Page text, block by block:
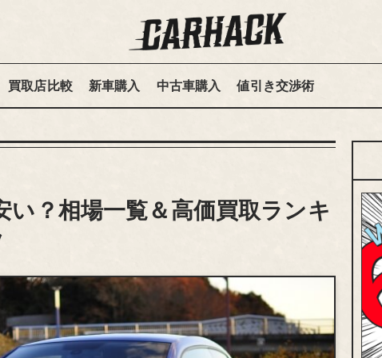
買取店比較 新車購入 中古車購入 値引き交渉術
い？相場一覧＆高価買取ランキ